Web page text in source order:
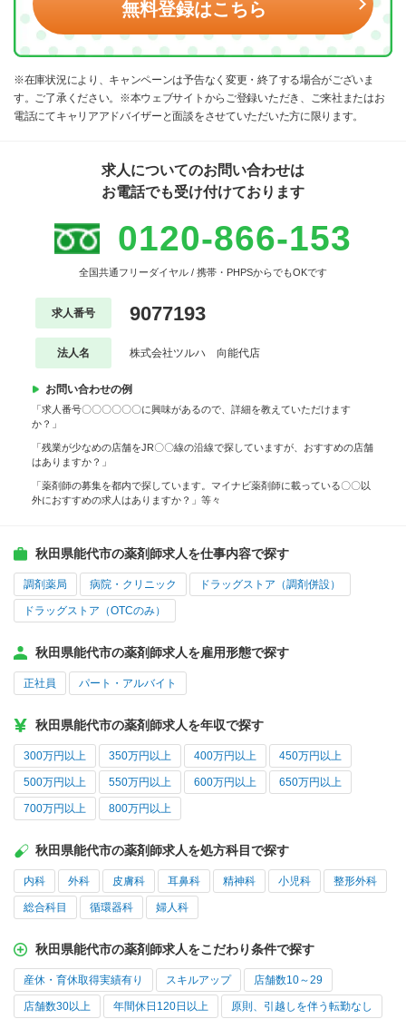
無料登録はこちら
※在庫状況により、キャンペーンは予告なく変更・終了する場合がございま
す。ご了承ください。※本ウェブサイトからご登録いただき、ご来社またはお
電話にてキャリアアドバイザーと面談をさせていただいた方に限ります。
求人についてのお問い合わせは
お電話でも受け付けております
0120-866-153
全国共通フリーダイヤル / 携帯・PHPSからでもOKです
求人番号 9077193
法人名 株式会社ツルハ 向能代店
お問い合わせの例
「求人番号〇〇〇〇〇〇に興味があるので、詳細を教えていただけます
か？」
「残業が少なめの店舗をJR〇〇線の沿線で探していますが、おすすめの店舗
はありますか？」
「薬剤師の募集を都内で探しています。マイナビ薬剤師に載っている〇〇以
外におすすめの求人はありますか？」等々
秋田県能代市の薬剤師求人を仕事内容で探す
調剤薬局 病院・クリニック ドラッグストア（調剤併設）
ドラッグストア（OTCのみ）
秋田県能代市の薬剤師求人を雇用形態で探す
正社員 パート・アルバイト
秋田県能代市の薬剤師求人を年収で探す
300万円以上 350万円以上 400万円以上 450万円以上
500万円以上 550万円以上 600万円以上 650万円以上
700万円以上 800万円以上
秋田県能代市の薬剤師求人を処方科目で探す
内科 外科 皮膚科 耳鼻科 精神科 小児科 整形外科
総合科目 循環器科 婦人科
秋田県能代市の薬剤師求人をこだわり条件で探す
産休・育休取得実績有り スキルアップ 店舗数10～29
店舗数30以上 年間休日120日以上 原則、引越しを伴う転勤なし